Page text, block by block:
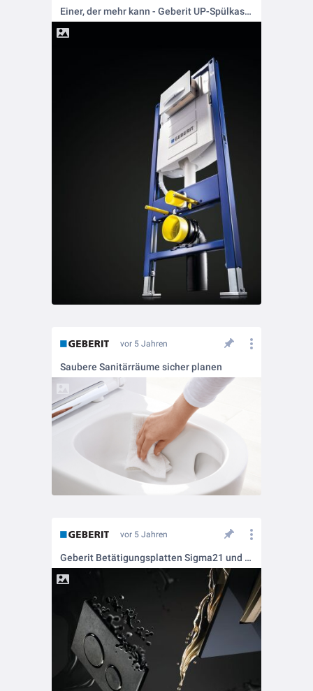
Einer, der mehr kann - Geberit UP-Spülkasten
vor 5 Jahren
Saubere Sanitärräume sicher planen
vor 5 Jahren
Geberit Betätigungsplatten Sigma21 und Sigma50